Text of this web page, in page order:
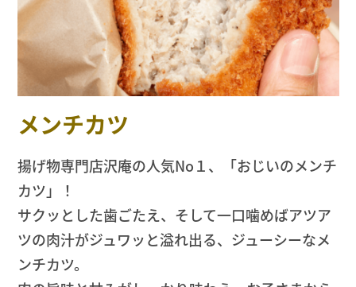
メンチカツ
揚げ物専門店沢庵の人気No１、「おじいのメンチ
カツ」！
サクッとした歯ごたえ、そして一口噛めばアツア
ツの肉汁がジュワッと溢れ出る、ジューシーなメ
ンチカツ。